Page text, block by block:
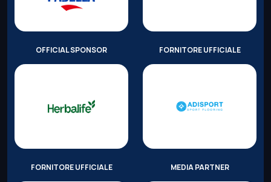
OFFICIAL SPONSOR FORNITORE UFFICIALE
FORNITORE UFFICIALE MEDIA PARTNER